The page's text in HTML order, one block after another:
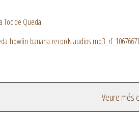
Toc de Queda
howlin-banana-records-audios-
Veure més